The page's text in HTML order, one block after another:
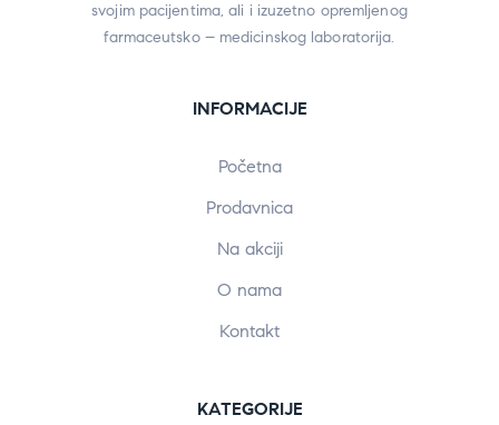
svojim pacijentima, ali i izuzetno opremljenog
farmaceutsko – medicinskog laboratorija.
INFORMACIJE
Početna
Prodavnica
Na akciji
O nama
Kontakt
KATEGORIJE